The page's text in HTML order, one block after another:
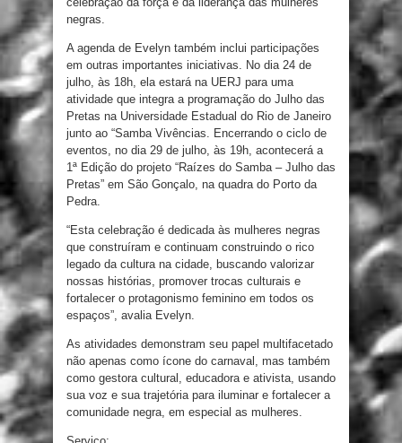
negras.
A agenda de Evelyn também inclui participações
em outras importantes iniciativas. No dia 24 de
julho, às 18h, ela estará na UERJ para uma
atividade que integra a programação do Julho das
Pretas na Universidade Estadual do Rio de Janeiro
junto ao “Samba Vivências. Encerrando o ciclo de
eventos, no dia 29 de julho, às 19h, acontecerá a
1ª Edição do projeto “Raízes do Samba – Julho das
Pretas” em São Gonçalo, na quadra do Porto da
Pedra.
“Esta celebração é dedicada às mulheres negras
que construíram e continuam construindo o rico
legado da cultura na cidade, buscando valorizar
nossas histórias, promover trocas culturais e
fortalecer o protagonismo feminino em todos os
espaços”, avalia Evelyn.
As atividades demonstram seu papel multifacetado
não apenas como ícone do carnaval, mas também
como gestora cultural, educadora e ativista, usando
sua voz e sua trajetória para iluminar e fortalecer a
comunidade negra, em especial as mulheres.